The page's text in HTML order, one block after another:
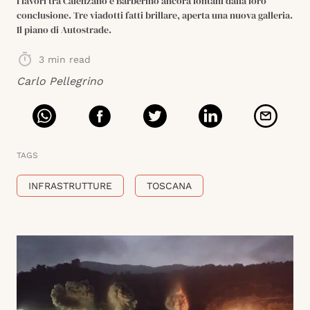
conclusione. Tre viadotti fatti brillare, aperta una nuova galleria.
Il piano di Autostrade.
3 min read
Carlo Pellegrino
TAGS
INFRASTRUTTURE TOSCANA